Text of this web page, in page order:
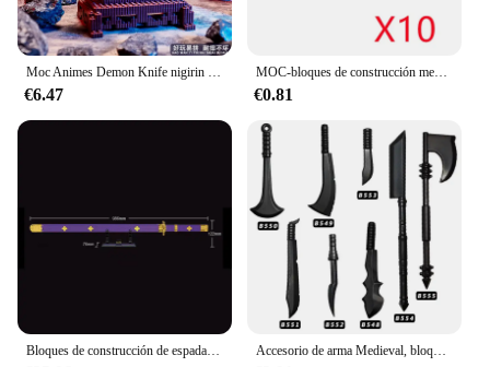
€6.47
MOC-bloques de construcción medievales militares, accesorios, figuras de soldado, armas bicolor, balestra, espada, casco, Tomahawk, juguete para regalo X006
€0.81
Accesorio de arma Medieval, bloque de construcción, figura de soldado, Escudo de Guerrero espartano, cuchillo Orc, hacha, Rey, espada, hacha, espada ancha, juguete de ladrillo